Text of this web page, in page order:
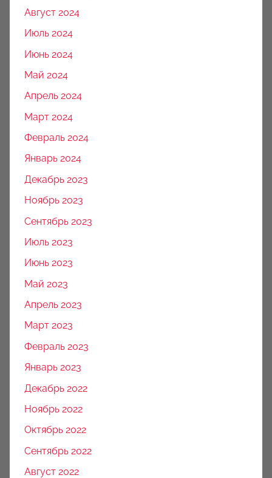
Август 2024
Июль 2024
Июнь 2024
Май 2024
Апрель 2024
Март 2024
Февраль 2024
Январь 2024
Декабрь 2023
Ноябрь 2023
Сентябрь 2023
Июль 2023
Июнь 2023
Май 2023
Апрель 2023
Март 2023
Февраль 2023
Январь 2023
Декабрь 2022
Ноябрь 2022
Октябрь 2022
Сентябрь 2022
Август 2022